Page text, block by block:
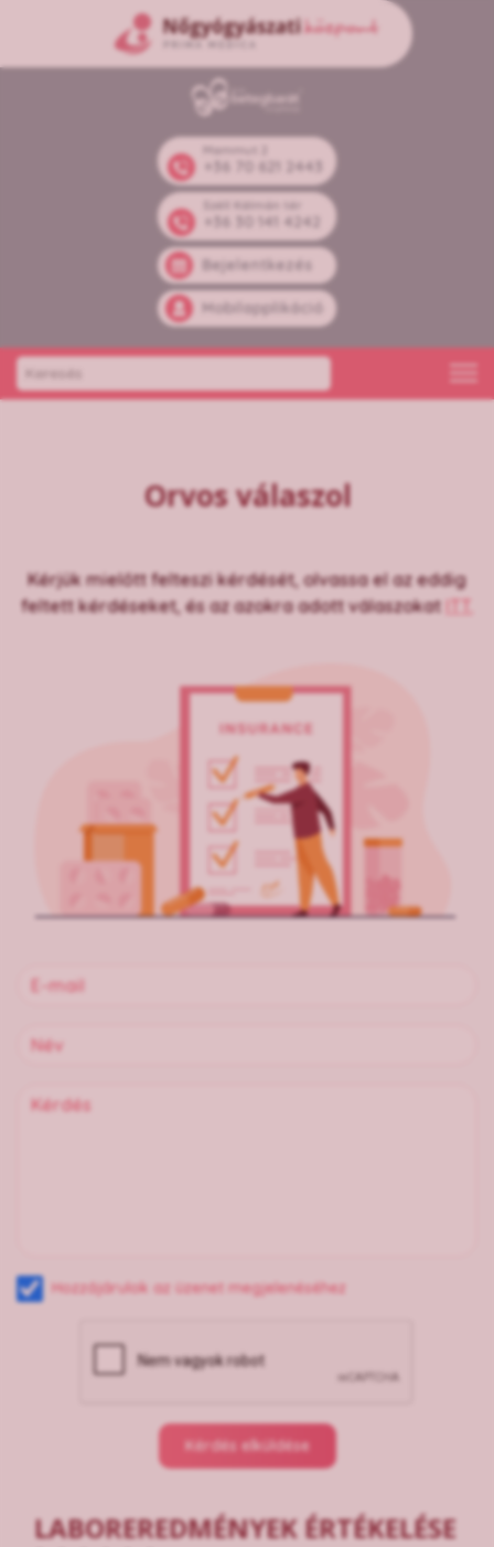
Mammut 2
+36 70 621 2443
Széll Kálmán tér
+36 30 141 4242
Bejelentkezés
Mobilapplikáció
Orvos válaszol
Kérjük mielőtt felteszi kérdését, olvassa el az eddig
feltett kérdéseket, és az azokra adott válaszokat
Hozzájárulok az üzenet megjelenéséhez
Kérdés elküldése
LABOREREDMÉNYEK ÉRTÉKELÉSE